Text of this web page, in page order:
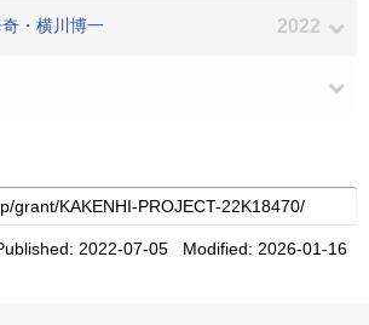
・横川博一 2022
2022-07-05 Modified: 2026-01-16